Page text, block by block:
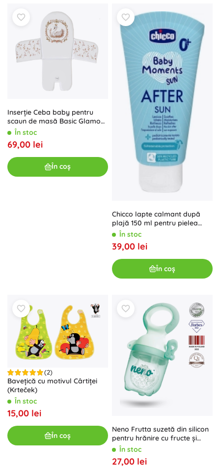
Inserție Ceba baby pentru
scaun de masă Basic Glamour
StyleÎn stoc
69,00 lei
În coș
Chicco lapte calmant după
plajă 150 ml pentru pielea
sensibilă a copiilor
În stoc
39,00 lei
În coș
(2)
Bavețică cu motivul Cârtiței
(Krteček)
În stoc
15,00 lei
În coș
Neno Frutta suzetă din silicon
pentru hrănire cu fructe și
legume
În stoc
27,00 lei